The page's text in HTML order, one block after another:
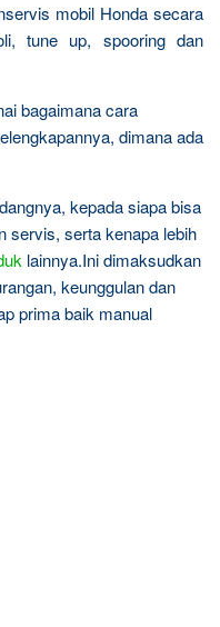
mobil Honda secara
tune up, spooring dan
bagaimana cara
dimana ada
kepada siapa bisa
servis, serta kenapa lebih
lainnya.Ini dimaksudkan
keunggulan dan
prima baik manual